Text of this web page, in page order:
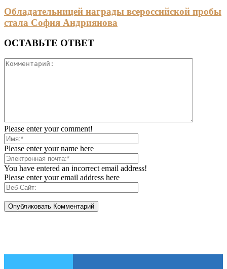
Обладательницей награды всероссийской пробы
стала София Андриянова
ОСТАВЬТЕ ОТВЕТ
Please enter your comment!
Please enter your name here
You have entered an incorrect email address!
Please enter your email address here